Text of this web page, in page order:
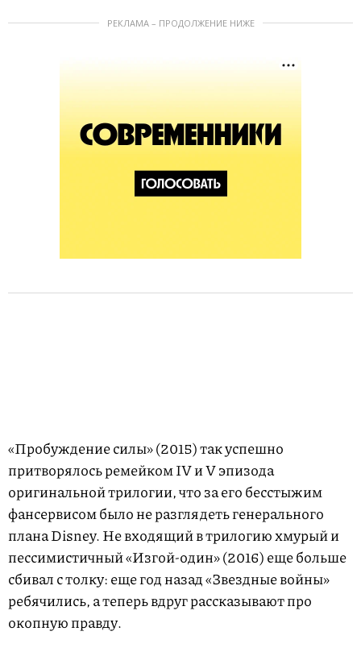
РЕКЛАМА – ПРОДОЛЖЕНИЕ НИЖЕ
«Пробуждение силы» (2015) так успешно
притворялось ремейком IV и V эпизода
оригинальной трилогии, что за его бесстыжим
фансервисом было не разглядеть генерального
плана Disney. Не входящий в трилогию хмурый и
пессимистичный «Изгой-один» (2016) еще больше
сбивал с толку: еще год назад «Звездные войны»
ребячились, а теперь вдруг рассказывают про
окопную правду.